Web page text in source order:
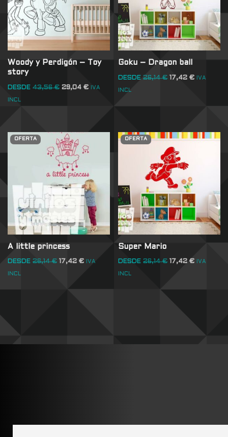
Woody y Perdigón – Toy
story
DESDE 43,56€ 29,04 € IVA
INCL
Goku – Dragon ball
DESDE 26,14€ 17,42€ IVA
INCL
OFERTA
A little princess
DESDE 26,14€ 17,42 € IVA
INCL
OFERTA
Super Mario
DESDE 26,14€ 17,42€ IVA
INCL